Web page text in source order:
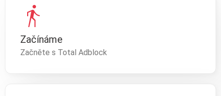
directions_walk
Začínáme
Začněte s Total Adblock